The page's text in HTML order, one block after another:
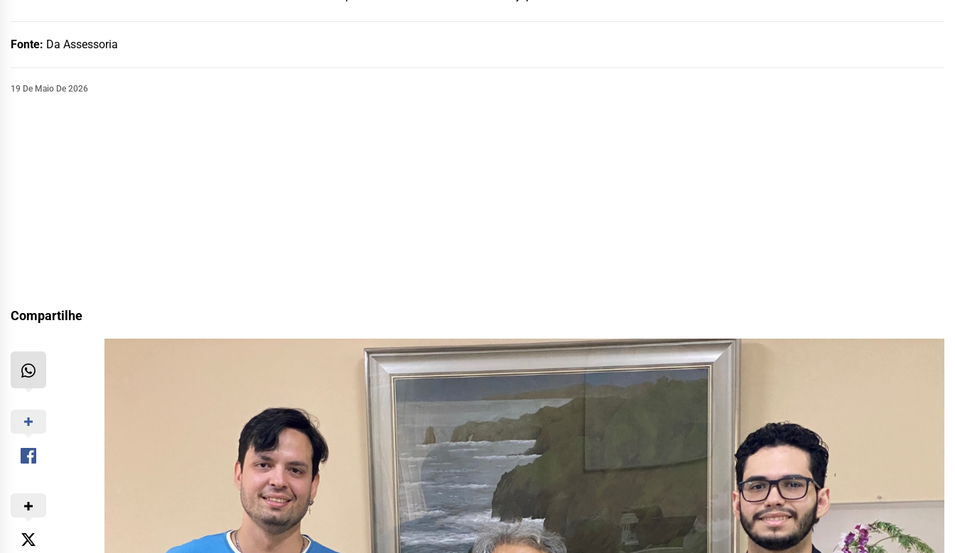
Fonte: Da Assessoria
19 De Maio De 2026
Compartilhe